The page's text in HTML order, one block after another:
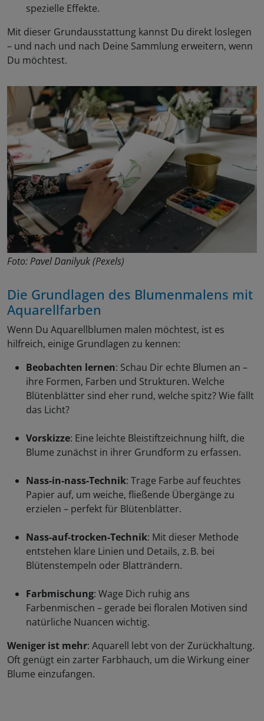
spezielle Effekte.
Mit dieser Grundausstattung kannst Du direkt loslegen
– und nach und nach Deine Sammlung erweitern, wenn
Du möchtest.
Foto: Pavel Danilyuk (Pexels)
Die Grundlagen des Blumenmalens mit
Aquarellfarben
Wenn Du Aquarellblumen malen möchtest, ist es
hilfreich, einige Grundlagen zu kennen:
Beobachten lernen: Schau Dir echte Blumen an –
ihre Formen, Farben und Strukturen. Welche
Blütenblätter sind eher rund, welche spitz? Wie fällt
das Licht?
Vorskizze: Eine leichte Bleistiftzeichnung hilft, die
Blume zunächst in ihrer Grundform zu erfassen.
Nass-in-nass-Technik: Trage Farbe auf feuchtes
Papier auf, um weiche, fließende Übergänge zu
erzielen – perfekt für Blütenblätter.
Nass-auf-trocken-Technik: Mit dieser Methode
entstehen klare Linien und Details, z. B. bei
Blütenstempeln oder Blatträndern.
Farbmischung: Wage Dich ruhig ans
Farbenmischen – gerade bei floralen Motiven sind
natürliche Nuancen wichtig.
Weniger ist mehr: Aquarell lebt von der Zurückhaltung.
Oft genügt ein zarter Farbhauch, um die Wirkung einer
Blume einzufangen.